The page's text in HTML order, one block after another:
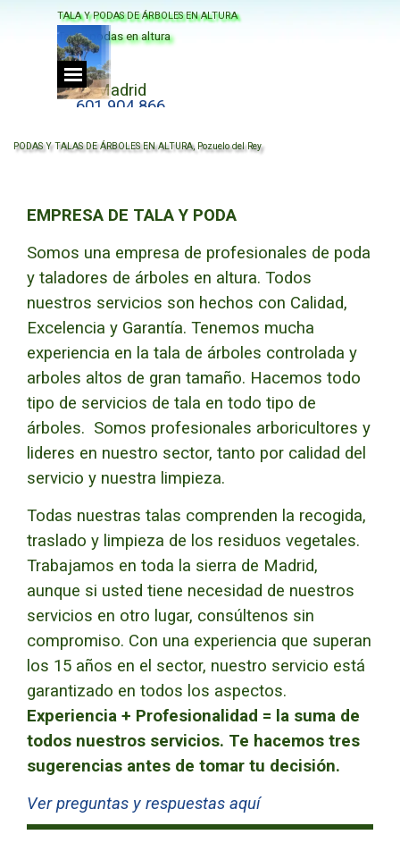
Madrid
601 904 866
TALA Y PODAS DE ÁRBOLES EN ALTURA
Tala y podas en altura
Saltar menú
PODAS Y TALAS DE ÁRBOLES EN ALTURA, Pozuelo del Rey
EMPRESA DE TALA Y PODA
Somos una empresa de profesionales de poda
y taladores de árboles en altura. Todos
nuestros servicios son hechos con Calidad,
Excelencia y Garantía. Tenemos mucha
experiencia en la tala de árboles controlada y
arboles altos de gran tamaño. Hacemos todo
tipo de servicios de tala en todo tipo de
árboles. Somos profesionales arboricultores y
lideres en nuestro sector, tanto por calidad del
servicio y nuestra limpieza.
Todas nuestras talas comprenden la recogida,
traslado y limpieza de los residuos vegetales.
Trabajamos en toda la sierra de Madrid,
aunque si usted tiene necesidad de nuestros
servicios en otro lugar, consúltenos sin
compromiso. Con una experiencia que superan
los 15 años en el sector, nuestro servicio está
garantizado en todos los aspectos.
Experiencia + Profesionalidad = la suma de
todos nuestros servicios. Te hacemos tres
sugerencias antes de tomar tu decisión.
Ver preguntas y respuestas aquí